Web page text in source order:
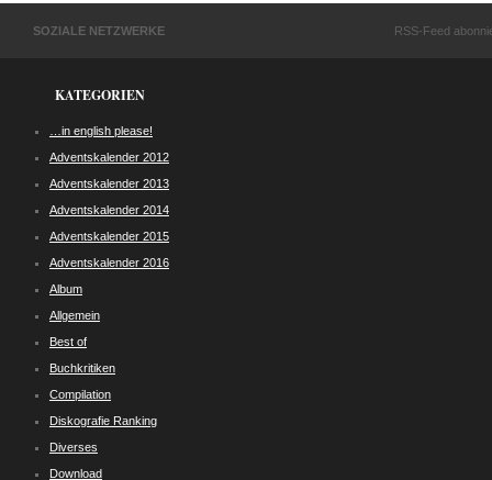
SOZIALE NETZWERKE RSS-Feed
KATEGORIEN
…in english please!
Adventskalender 2012
Adventskalender 2013
Adventskalender 2014
Adventskalender 2015
Adventskalender 2016
Album
Allgemein
Best of
Buchkritiken
Compilation
Diskografie Ranking
Diverses
Download